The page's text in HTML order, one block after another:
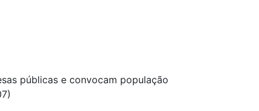
públicas e convocam população